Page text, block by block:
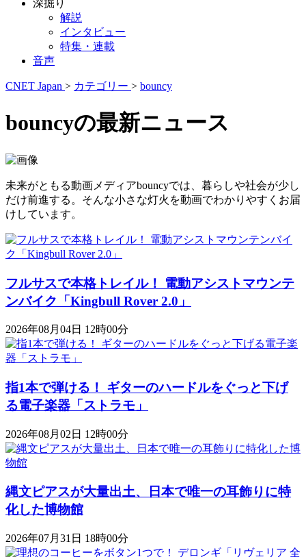
深掘り
解説
インタビュー
特集・連載
音声
CNET Japan > カテゴリー > bouncy
bouncyの最新ニュース
未来がともる動画メディアbouncyでは、暮らしや社会が少し
だけ前進する。そんな小さな灯火を動画でわかりやすくお届
けしています。
フルサスで本格トレイル！ 電動アシストマウンテ
ンバイク「Kingbull Rover 2.0」
2026年08月04日 12時00分
指1本で弾ける！ ギターのハードルをぐっと下げ
る電子楽器「ストラモ」
2026年08月02日 12時00分
縄文ピアスが大量出土、日本で唯一の耳飾りに特
化した博物館
2026年07月31日 18時00分